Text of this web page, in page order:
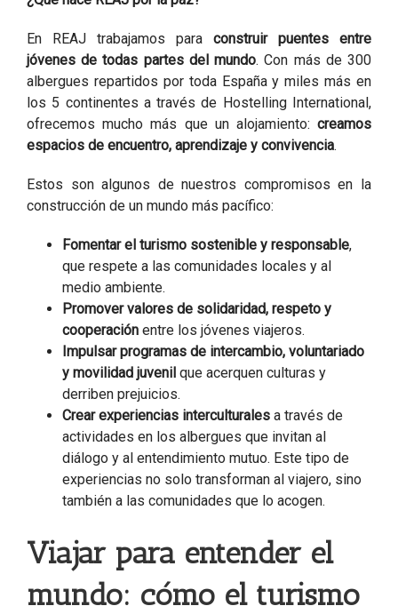
En REAJ trabajamos para construir puentes entre
jóvenes de todas partes del mundo. Con más de 300
albergues repartidos por toda España y miles más en
los 5 continentes a través de Hostelling International,
ofrecemos mucho más que un alojamiento: creamos
espacios de encuentro, aprendizaje y convivencia.
Estos son algunos de nuestros compromisos en la
construcción de un mundo más pacífico:
Fomentar el turismo sostenible y responsable,
que respete a las comunidades locales y al
medio ambiente.
Promover valores de solidaridad, respeto y
cooperación entre los jóvenes viajeros.
Impulsar programas de intercambio, voluntariado
y movilidad juvenil que acerquen culturas y
derriben prejuicios.
Crear experiencias interculturales a través de
actividades en los albergues que invitan al
diálogo y al entendimiento mutuo. Este tipo de
experiencias no solo transforman al viajero, sino
también a las comunidades que lo acogen.
Viajar para entender el
mundo: cómo el turismo